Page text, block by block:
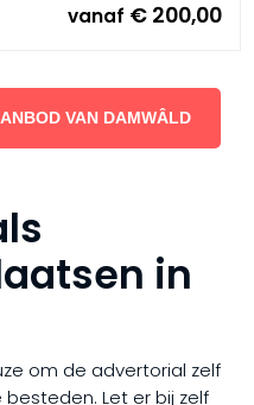
vanaf € 200,00
VAN DAMWÂLD
in
om de advertorial zelf
Let er bij zelf